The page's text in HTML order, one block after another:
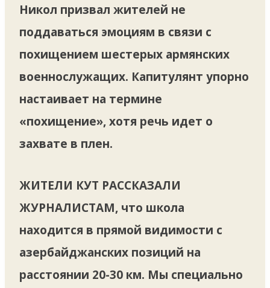
Никол призвал жителей не
поддаваться эмоциям в связи с
похищением шестерых армянских
военнослужащих. Капитулянт упорно
настаивает на термине
«похищение», хотя речь идет о
захвате в плен.
ЖИТЕЛИ КУТ РАССКАЗАЛИ
ЖУРНАЛИСТАМ, что школа
находится в прямой видимости с
азербайджанских позиций на
расстоянии 20-30 км. Мы специально